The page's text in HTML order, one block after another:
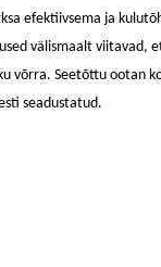
efektiivsema ja
välismaalt viitavad,
võrra. Seetõttu ootan
seadustatud.